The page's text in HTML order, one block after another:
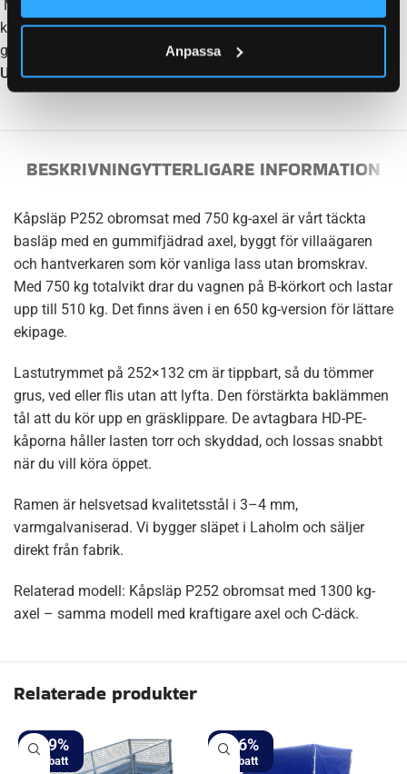
Anpassa
Med varmgalvaniserad ytbehandling får du ett långsiktigt
korrosionsskydd och en stabil konstruktion utan risk för
glappande bultförband.
Utvecklat med 30 års erfarenhet inom släptillverkning.
BESKRIVNINGYTTERLIGARE INFORMATION
Kåpsläp P252 obromsat med 750 kg-axel är vårt täckta
basläp med en gummifjädrad axel, byggt för villaägaren
och hantverkaren som kör vanliga lass utan bromskrav.
Med 750 kg totalvikt drar du vagnen på B-körkort och lastar
upp till 510 kg. Det finns även i en 650 kg-version för lättare
ekipage.
Lastutrymmet på 252×132 cm är tippbart, så du tömmer
grus, ved eller flis utan att lyfta. Den förstärkta baklämmen
tål att du kör upp en gräsklippare. De avtagbara HD-PE-
kåporna håller lasten torr och skyddad, och lossas snabbt
när du vill köra öppet.
Ramen är helsvetsad kvalitetsstål i 3–4 mm,
varmgalvaniserad. Vi bygger släpet i Laholm och säljer
direkt från fabrik.
Relaterad modell: Kåpsläp P252 obromsat med 1300 kg-
axel – samma modell med kraftigare axel och C-däck.
Relaterade produkter
-19% -26%